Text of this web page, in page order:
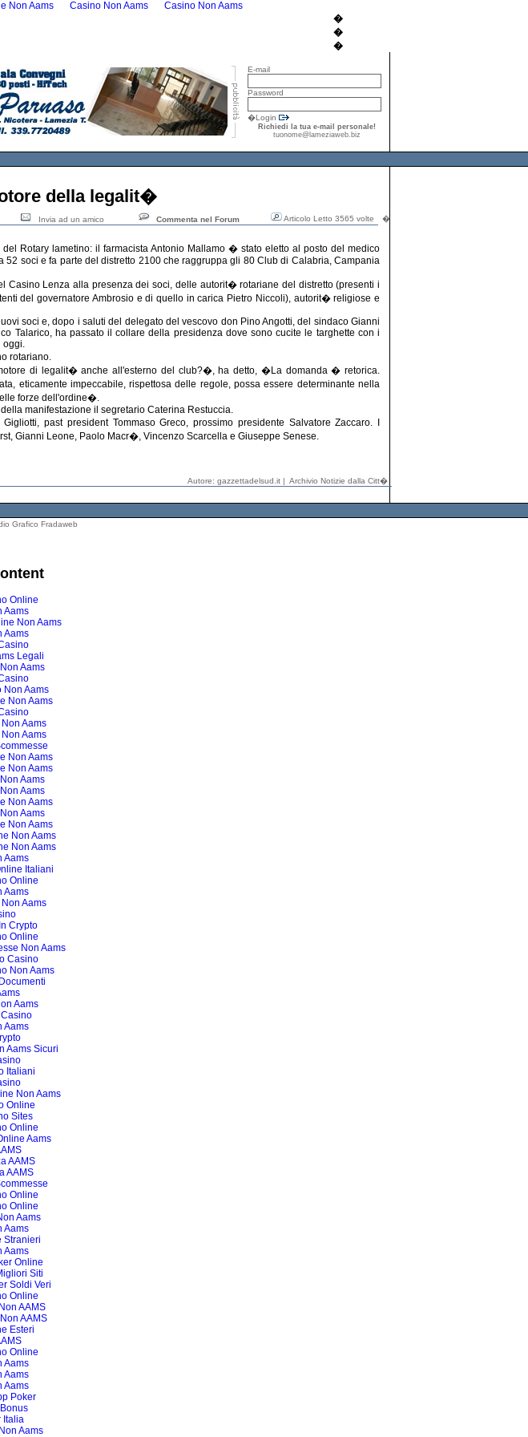
Non Aams Casino Non Aams
Casino Non Aams
�
�
�
E-mail
Password
�Login
Richiedi la tua e-mail personale!
tuonome@lameziaweb.biz
della legalit�
Invia ad un amico Commenta nel Forum Articolo Letto 3565 volte �
Rotary lametino: il farmacista Antonio Mallamo � stato eletto al posto del medico
52 soci e fa parte del distretto 2100 che raggruppa gli 80 Club di Calabria, Campania
Casino Lenza alla presenza dei soci, delle autorit� rotariane del distretto (presenti i
del governatore Ambrosio e di quello in carica Pietro Niccoli), autorit� religiose e
soci e, dopo i saluti del delegato del vescovo don Pino Angotti, del sindaco Gianni
Talarico, ha passato il collare della presidenza dove sono cucite le targhette con i
oggi.
rotariano.
di legalit� anche all'esterno del club?�, ha detto, �La domanda � retorica.
eticamente impeccabile, rispettosa delle regole, possa essere determinante nella
forze dell'ordine�.
manifestazione il segretario Caterina Restuccia.
past president Tommaso Greco, prossimo presidente Salvatore Zaccaro. I
Gianni Leone, Paolo Macr�, Vincenzo Scarcella e Giuseppe Senese.
Autore: gazzettadelsud.it | Archivio Notizie dalla Citt�
Grafico Fradaweb
Online
Aams
Non Aams
Aams
Legali
Aams
Non Aams
Non Aams
Aams
Aams
Non Aams
Non Aams
Aams
Aams
Non Aams
Aams
Non Aams
Non Aams
Non Aams
Aams
Italiani
Online
Aams
Aams
Crypto
Online
Non Aams
Casino
Non Aams
Aams
Aams
Aams Sicuri
Italiani
Non Aams
Online
Sites
Online
Aams
AAMS
AAMS
Online
Online
Aams
Aams
Stranieri
Aams
Online
Siti
Soldi Veri
Online
AAMS
AAMS
Esteri
Online
Aams
Aams
Aams
Poker
Italia
Aams